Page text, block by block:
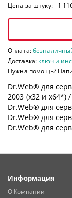
Цена за штуку: 1
Оплата:
Доставка: ключ и
Нужна помощь?
Dr.Web® для
2003 (х32 и х64*)
Dr.Web® для
Dr.Web® для
Dr.Web® для
Информация
О Компании